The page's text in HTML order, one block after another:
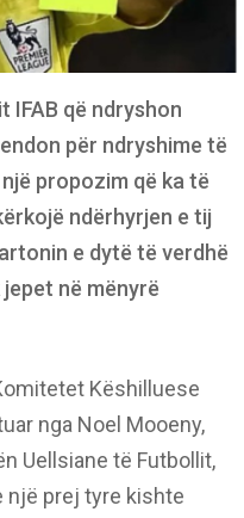
IFAB që ndryshon
për ndryshime të
propozim që ka të
ndërhyrjen e tij
e dytë të verdhë
në mënyrë
Këshilluese
nga Noel Mooeny,
Uellsiane të Futbollit,
një prej tyre kishte